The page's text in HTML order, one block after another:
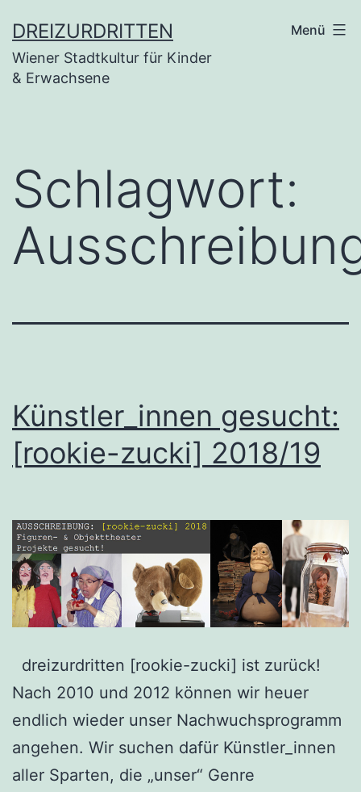
Inhalt
springen
DREIZURDRITTEN
Wiener Stadtkultur für Kinder
& Erwachsene
Menü
Schlagwort:
Künstler_innen gesucht:
[rookie-zucki] 2018/19
dreizurdritten [rookie-zucki] ist zurück!
Nach 2010 und 2012 können wir heuer
endlich wieder unser Nachwuchsprogramm
angehen. Wir suchen dafür Künstler_innen
aller Sparten, die „unser“ Genre